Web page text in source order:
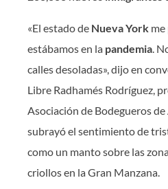
«El estado de Nueva York me
estábamos en la pandemia.
calles desoladas», dijo en
Libre Radhamés Rodríguez,
Asociación de Bodegueros
subrayó el sentimiento de
como un manto sobre las
criollos en la Gran Manzana.